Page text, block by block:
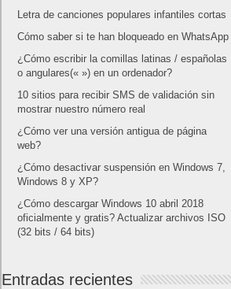
Letra de canciones populares infantiles cortas
Cómo saber si te han bloqueado en WhatsApp
¿Cómo escribir la comillas latinas / españolas
o angulares(« ») en un ordenador?
10 sitios para recibir SMS de validación sin
mostrar nuestro número real
¿Cómo ver una versión antigua de página
web?
¿Cómo desactivar suspensión en Windows 7,
Windows 8 y XP?
¿Cómo descargar Windows 10 abril 2018
oficialmente y gratis? Actualizar archivos ISO
(32 bits / 64 bits)
Entradas recientes